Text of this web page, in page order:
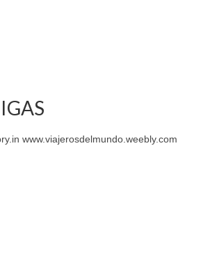
www.viajerosdelmundo.weebly.com